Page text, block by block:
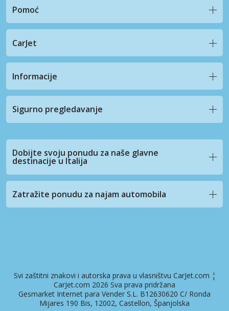
Pomoć
CarJet
Informacije
Sigurno pregledavanje
Dobijte svoju ponudu za naše glavne
destinacije u Italija
Zatražite ponudu za najam automobila
Svi zaštitni znakovi i autorska prava u vlasništvu CarJet.com ¦
CarJet.com 2026 Sva prava pridržana
Gesmarket Internet para Vender S.L. B12630620 C/ Ronda
Mijares 190 Bis, 12002, Castellon, Španjolska